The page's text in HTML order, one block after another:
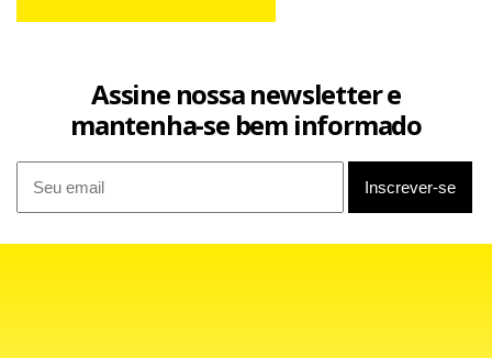
com ele, o aumento do poder de compra da família
renda das classes C, D e E.
Assine nossa newsletter e
mantenha-se bem informado